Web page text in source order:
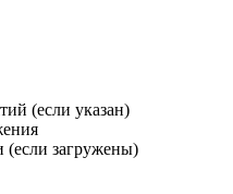
(если указан)
(если загружены)